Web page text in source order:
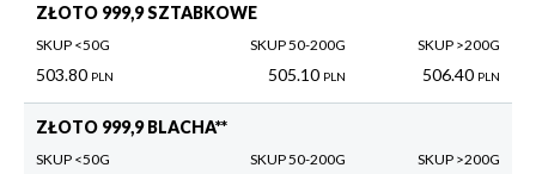
ZŁOTO 999,9 SZTABKOWE
SKUP <50G
503.80 PLN
SKUP 50-200G
505.10 PLN
SKUP >200G
506.40 PLN
ZŁOTO 999,9 BLACHA**
SKUP <50G SKUP 50-200G SKUP >200G